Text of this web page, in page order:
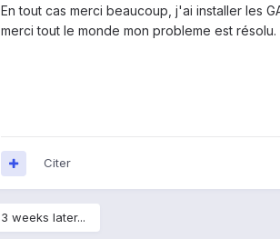
En tout cas merci beaucoup, j'ai installer les
merci tout le monde mon probleme est résolu.
Citer
3 weeks later...